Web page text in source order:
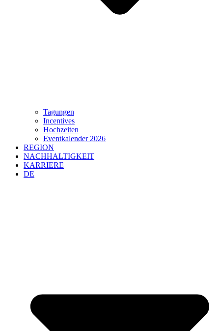
Tagungen
Incentives
Hochzeiten
Eventkalender 2026
REGION
NACHHALTIGKEIT
KARRIERE
DE